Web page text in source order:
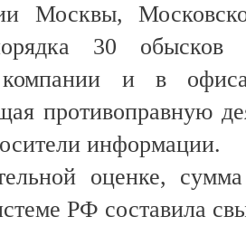
Москвы,
30
компании и в
противоправную
информации.
оценке,
РФ составила